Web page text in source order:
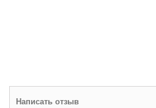
Написать отзыв